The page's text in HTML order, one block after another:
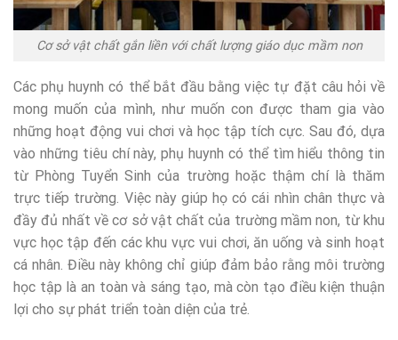
Cơ sở vật chất gắn liền với chất lượng giáo dục mầm non
Các phụ huynh có thể bắt đầu bằng việc tự đặt câu hỏi về
mong muốn của mình, như muốn con được tham gia vào
những hoạt động vui chơi và học tập tích cực. Sau đó, dựa
vào những tiêu chí này, phụ huynh có thể tìm hiểu thông tin
từ Phòng Tuyển Sinh của trường hoặc thậm chí là thăm
trực tiếp trường. Việc này giúp họ có cái nhìn chân thực và
đầy đủ nhất về cơ sở vật chất của trường mầm non, từ khu
vực học tập đến các khu vực vui chơi, ăn uống và sinh hoạt
cá nhân. Điều này không chỉ giúp đảm bảo rằng môi trường
học tập là an toàn và sáng tạo, mà còn tạo điều kiện thuận
lợi cho sự phát triển toàn diện của trẻ.